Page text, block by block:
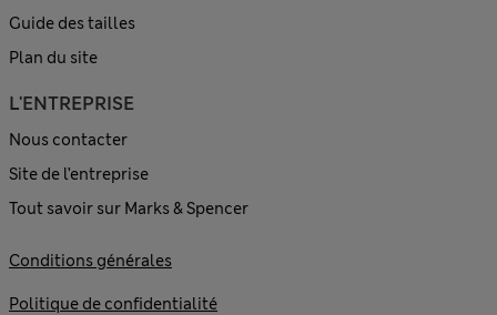
Guide des tailles
Plan du site
L'ENTREPRISE
Nous contacter
Site de l’entreprise
Tout savoir sur Marks & Spencer
Conditions générales
Politique de confidentialité